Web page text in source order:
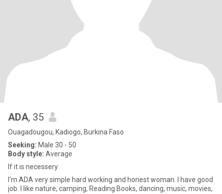
ADA, 35
Ouagadougou, Kadiogo, Burkina Faso
Seeking: Male 30 - 50
Body style: Average
If it is necessery
I'm ADA very simple hard working and honest woman. I have good
job. I like nature, camping, Reading Books, dancing, music, movies,